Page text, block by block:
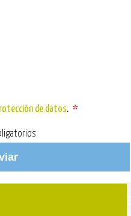
de datos. *